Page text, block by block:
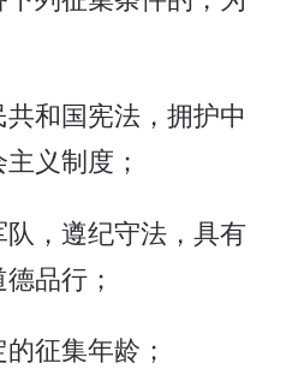
共和国宪法，拥护中
义制度；
队，遵纪守法，具有
品行；
征集年龄；